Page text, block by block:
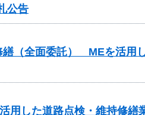
公告
（全面委託） MEを活用
用した道路点検・維持修繕